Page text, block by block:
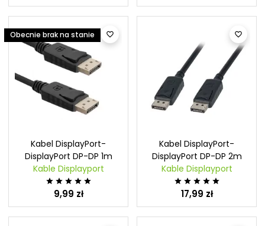

Kabel DisplayPort-
DisplayPort DP-DP 1m
Kable Displayport
    
9,99 zł
Obecnie brak na stanie 
Kabel DisplayPort-
DisplayPort DP-DP 2m
Kable Displayport
    
17,99 zł